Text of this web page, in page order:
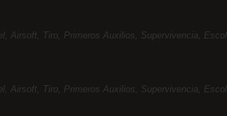
Airsoft, Tiro, Primeros Auxilios, Supervivencia,
Airsoft, Tiro, Primeros Auxilios, Supervivencia,